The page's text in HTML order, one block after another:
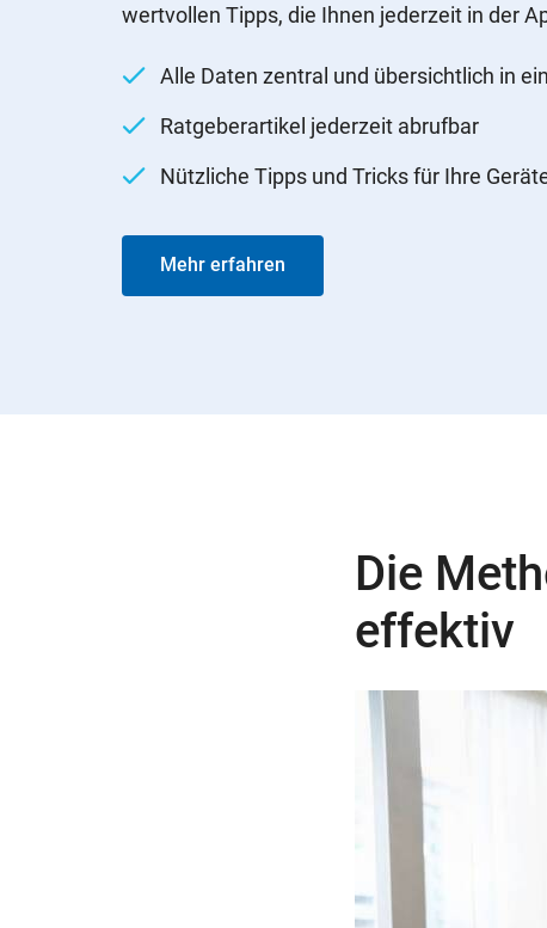
wertvollen Tipps, die Ihnen jederzeit in der
Alle Daten zentral und übersichtlich in
Ratgeberartikel jederzeit abrufbar
Nützliche Tipps und Tricks für Ihre
Mehr erfahren
Die
effektiv